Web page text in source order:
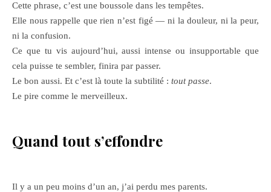
Cette phrase, c’est une boussole dans les tempêtes.
Elle nous rappelle que rien n’est figé — ni la douleur, ni la peur,
ni la confusion.
Ce que tu vis aujourd’hui, aussi intense ou insupportable que
cela puisse te sembler, finira par passer.
Le bon aussi. Et c’est là toute la subtilité : tout passe.
Le pire comme le merveilleux.
Quand tout s’effondre
Il y a un peu moins d’un an, j’ai perdu mes parents.